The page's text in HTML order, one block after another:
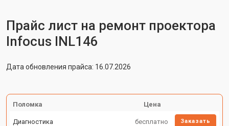
Прайс лист на ремонт проектора
Infocus INL146
Дата обновления прайса: 16.07.2026
Поломка Цена
Диагностика бесплатно Заказать